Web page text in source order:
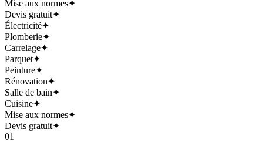
Mise aux normes✦
Devis gratuit✦
Électricité✦
Plomberie✦
Carrelage✦
Parquet✦
Peinture✦
Rénovation✦
Salle de bain✦
Cuisine✦
Mise aux normes✦
Devis gratuit✦
01